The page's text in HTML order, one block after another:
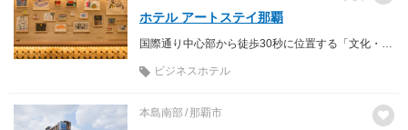
ホテル アートステイ那覇
ビジネスホテル
本島南部 那覇市